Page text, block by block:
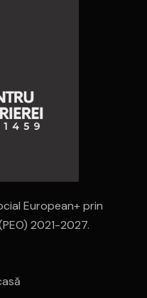
European+ prin
2021-2027.